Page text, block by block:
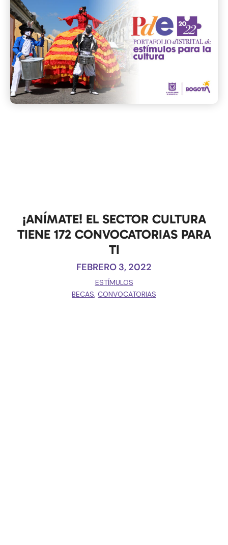
¡ANÍMATE! EL SECTOR CULTURA
TIENE 172 CONVOCATORIAS PARA
TI
FEBRERO 3, 2022
ESTÍMULOS
BECAS, CONVOCATORIAS